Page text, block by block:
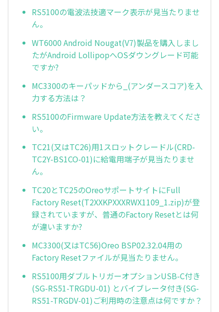
RS5100の電波法技適マーク表示が見当たりませ
ん。
WT6000 Android Nougat(V7)製品を購入しまし
たがAndroid LollipopへOSダウングレード可能
ですか?
MC3300のキーパッドから_(アンダースコア)を入
力する方法は？
RS5100のFirmware Update方法を教えてくださ
い。
TC21(又はTC26)用1スロットクレードル(CRD-
TC2Y-BS1CO-01)に給電用端子が見当たりませ
ん。
TC20とTC25のOreoサポートサイトにFull
Factory Reset(T2XXKPXXXRWX1109_1.zip)が登
録されていますが、普通のFactory Resetとは何
が違いますか?
MC3300(又はTC56)Oreo BSP02.32.04用の
Factory Resetファイルが見当たりません。
RS5100用ダブルトリガーオプションUSB-C付き
(SG-RS51-TRGDU-01) とバイブレータ付き(SG-
RS51-TRGDV-01)ご利用時の注意点は何ですか？